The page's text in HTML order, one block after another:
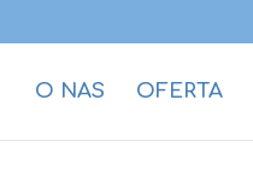
O NAS OFERTA